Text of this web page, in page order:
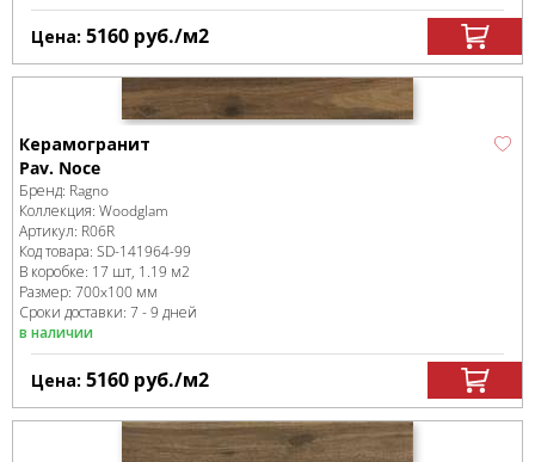
Цена: 5160 руб./м2
Керамогранит
Pav. Noce
Бренд: Ragno
Коллекция: Woodglam
Артикул: R06R
Код товара: SD-141964-99
В коробке: 17 шт, 1.19 м2
Размер: 700x100 мм
Сроки доставки: 7 - 9 дней
в наличии
Цена: 5160 руб./м2